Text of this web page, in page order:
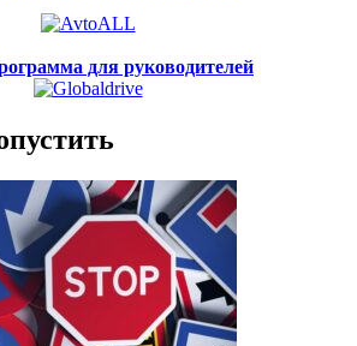
для руководителей